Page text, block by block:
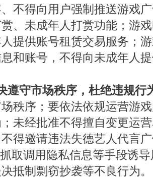
不得向用户强制推送游戏
、未成年人打赏功能；游
提供账号租赁交易服务；
和账号，不得向未成年人
守市场秩序，杜绝违规行
秩序；要依法依规运营游
未经批准不得擅自变更运
得邀请违法失德艺人代言
取调用隐私信息等手段诱
抵制剽窃抄袭等不良行为。